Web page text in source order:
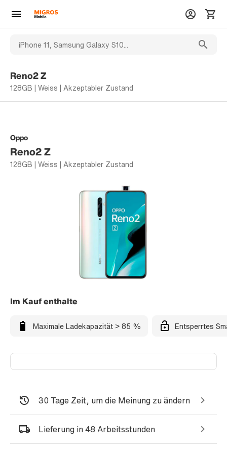
Reno2 Z
128GB | Weiss | Akzeptabler Zustand
Oppo
Reno2 Z
128GB | Weiss | Akzeptabler Zustand
Im Kauf enthalte
Maximale Ladekapazität > 85 % Entsperrtes
30 Tage Zeit, um die Meinung zu ändern
Lieferung in 48 Arbeitsstunden